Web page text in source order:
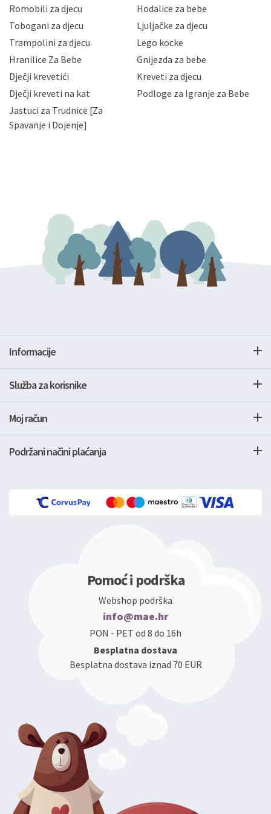
korisnika i posjetitelja web stranica, čuva povjerljivost
Vaših osobnih podataka te omogućava pristup i
priopćavanje osobnih podataka samo onim svojim
zaposlenicima kojima su isti potrebni radi provedbe
slučajevima koji su dozvoljeni zakonima. Napominjemo
da možete u svako doba, u potpunosti ili djelomice,
zatražiti prestanak aktivnosti obrade Vaših osobnih
podataka. Opoziv privole možete podnijeti poštom na
gore navedenu adresu ili e-mailom na adresu:
Romobili za djecu
Hodalice za bebe
Tobogani za djecu
Ljuljačke za djecu
Trampolini za djecu
Lego kocke
Hranilice Za Bebe
Gnijezda za bebe
Dječji krevetići
Kreveti za djecu
Dječji kreveti na kat
Podloge za Igranje za Bebe
Jastuci za Trudnice [Za
Spavanje i Dojenje]
Informacije
Služba za korisnike
Moj račun
Podržani načini plaćanja
Pomoć i podrška
Webshop podrška
info@mae.hr
PON - PET od 8 do 16h
Besplatna dostava
Besplatna dostava iznad 70 EUR